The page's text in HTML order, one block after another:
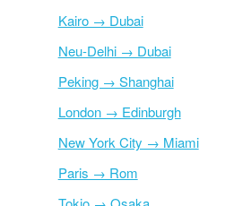
Kairo → Dubai
Neu-Delhi → Dubai
Peking → Shanghai
London → Edinburgh
New York City → Miami
Paris → Rom